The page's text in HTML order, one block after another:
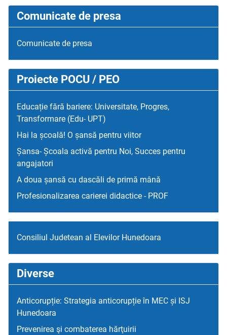
Comunicate de presa
Comunicate de presa
Proiecte POCU / PEO
Educație fără bariere: Universitate, Progres,
Transformare (Edu- UPT)
Hai la școală! O șansă pentru viitor
Șansa- Școala activă pentru Noi, Succes pentru
angajatori
A doua șansă cu dascăli de primă mână
Profesionalizarea carierei didactice - PROF
Consiliul Judetean al Elevilor Hunedoara
Diverse
Anticorupție: Strategia anticorupție în MEC și ISJ
Hunedoara
Prevenirea şi combaterea hărţuirii